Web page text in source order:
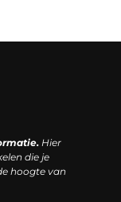
Hier
die je
hoogte van